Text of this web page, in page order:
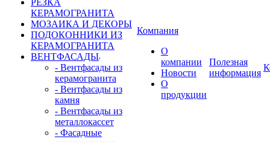
РЕЗКА
КЕРАМОГРАНИТА
МОЗАИКА И ДЕКОРЫ
ПОДОКОННИКИ ИЗ
КЕРАМОГРАНИТА
ВЕНТФАСАДЫ
- Вентфасады из
керамогранита
- Вентфасады из
камня
- Вентфасады из
металлокассет
- Фасадные
Компания
О
компании
Новости
О
продукции
Полезная
информация